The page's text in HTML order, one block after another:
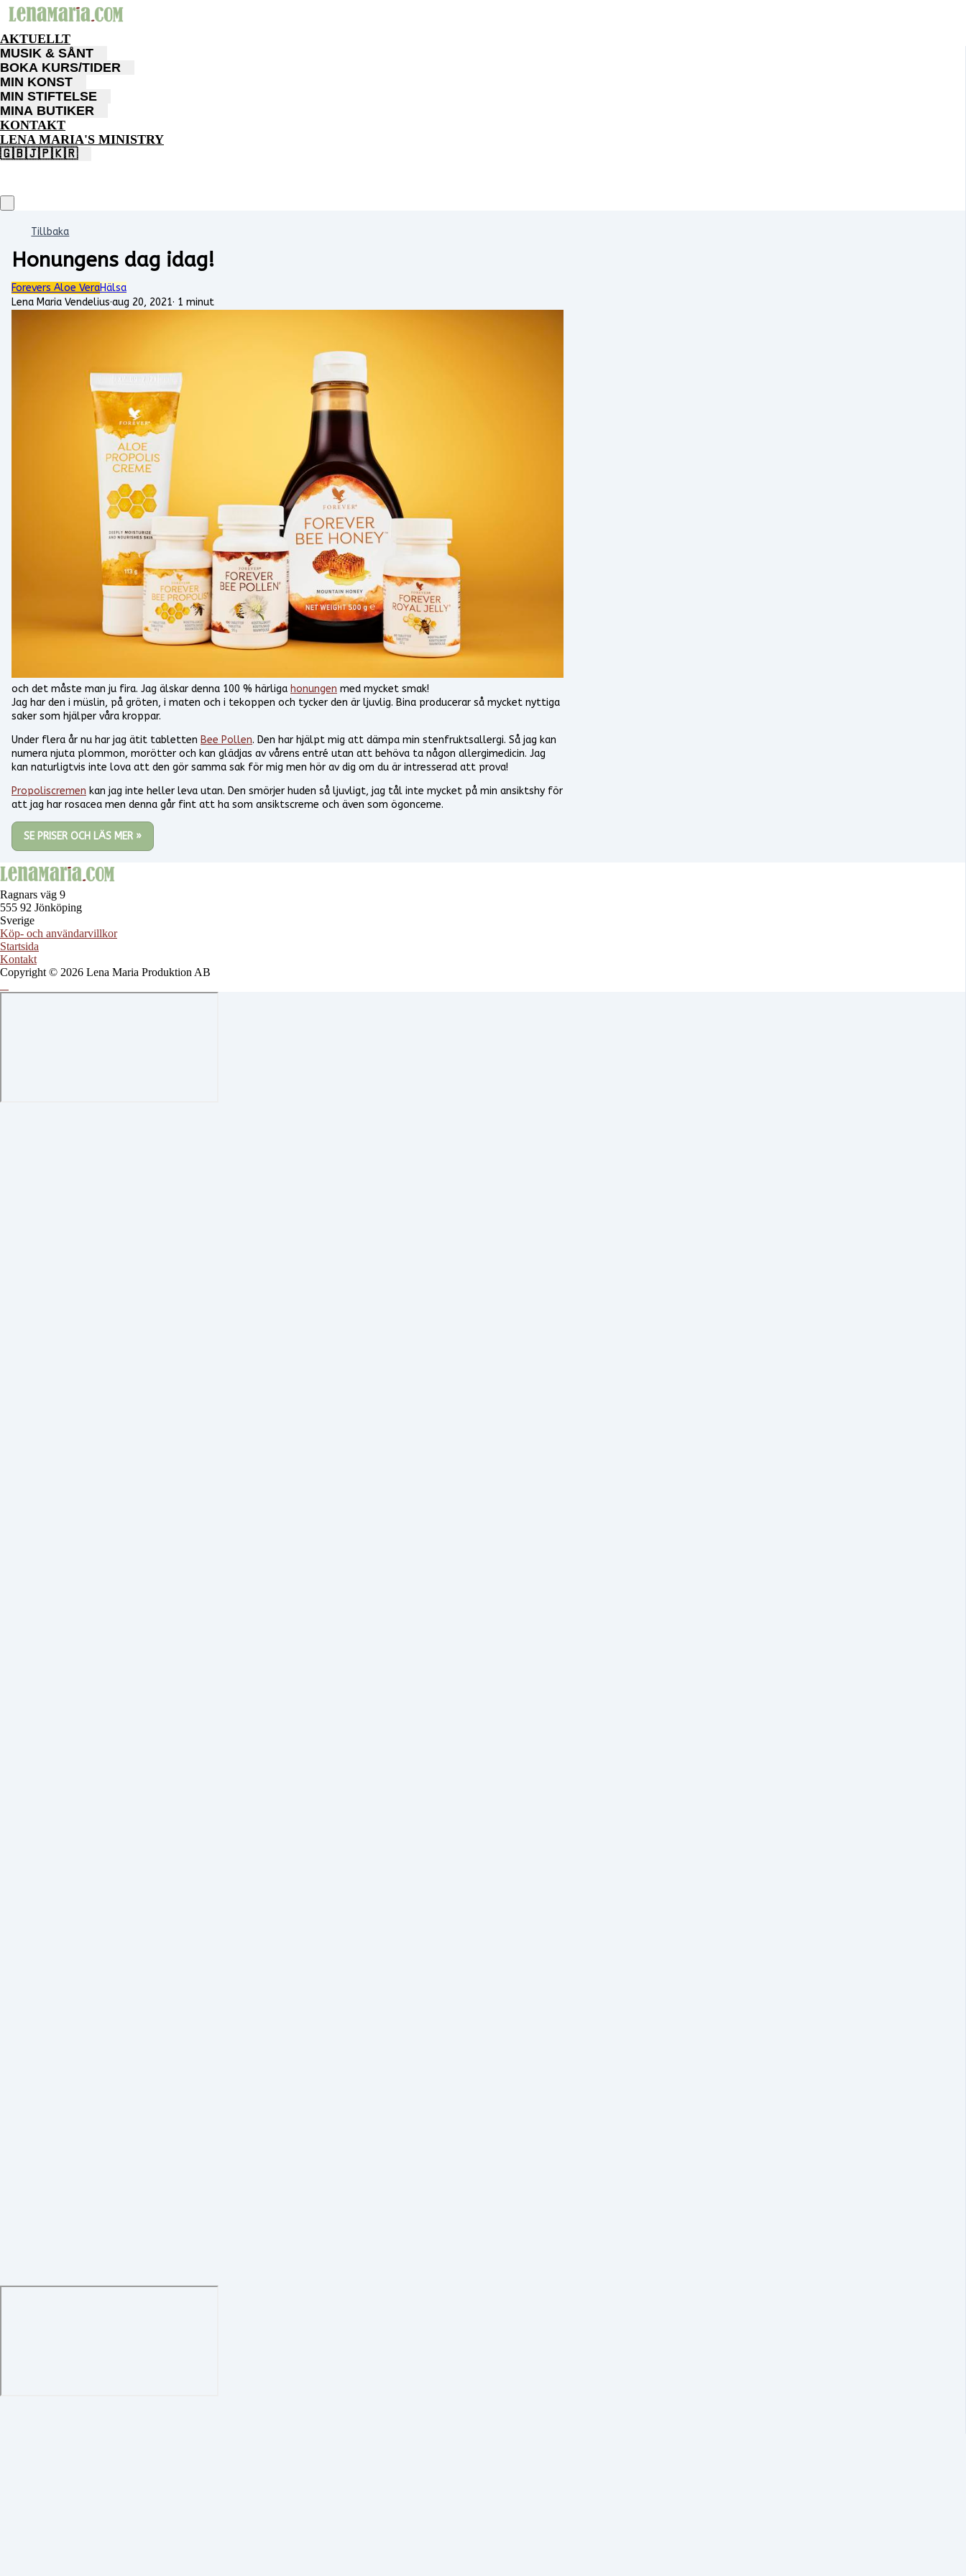
AKTUELLT
MUSIK & SÅNT
BOKA KURS/TIDER
MIN KONST
MIN STIFTELSE
MINA BUTIKER
KONTAKT
LENA MARIA'S MINISTRY
🇬🇧🇯🇵🇰🇷
Tillbaka
Honungens dag idag!
Forevers Aloe VeraHälsa
Lena Maria Vendelius·aug 20, 2021· 1 minut
och det måste man ju fira. Jag älskar denna 100 % härliga honungen med mycket smak!
Jag har den i müslin, på gröten, i maten och i tekoppen och tycker den är ljuvlig. Bina producerar så mycket nyttiga
saker som hjälper våra kroppar.
Under flera år nu har jag ätit tabletten Bee Pollen. Den har hjälpt mig att dämpa min stenfruktsallergi. Så jag kan
numera njuta plommon, morötter och kan glädjas av vårens entré utan att behöva ta någon allergimedicin. Jag
kan naturligtvis inte lova att den gör samma sak för mig men hör av dig om du är intresserad att prova!
Propoliscremen kan jag inte heller leva utan. Den smörjer huden så ljuvligt, jag tål inte mycket på min ansiktshy för
att jag har rosacea men denna går fint att ha som ansiktscreme och även som ögonceme.
SE PRISER OCH LÄS MER »
Ragnars väg 9
555 92 Jönköping
Sverige
Köp- och användarvillkor
Startsida
Kontakt
Copyright © 2026 Lena Maria Produktion AB